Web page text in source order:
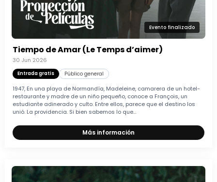
Evento finalizado
Tiempo de Amar (Le Temps d’aimer)
30 Jun 2026
Entrada gratis Público general
1947, En una playa de Normandía, Madeleine, camarera de un hotel-
restaurante y madre de un niño pequeño, conoce a François, un
estudiante adinerado y culto. Entre ellos, parece que el destino los
unió. La providencia. Si bien sabemos lo que...
Más información